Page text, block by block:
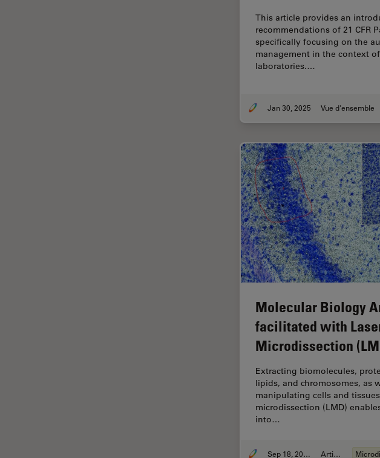
This article provides an
recommendations of 21 CFR
specifically focusing on the
management in the context
laboratories.…
Jan 30, 2025 Vue d'ensemble
Molecular Biology
facilitated with
Microdissection
Extracting biomolecules,
lipids, and chromosomes, as
manipulating cells and
microdissection (LMD)
into…
Sep 18, 2024 Article